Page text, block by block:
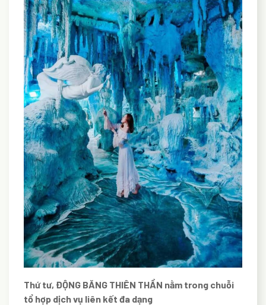
Thứ tư, ĐỘNG BĂNG THIÊN THẦN nằm trong chuỗi
tổ hợp dịch vụ liên kết đa dạng